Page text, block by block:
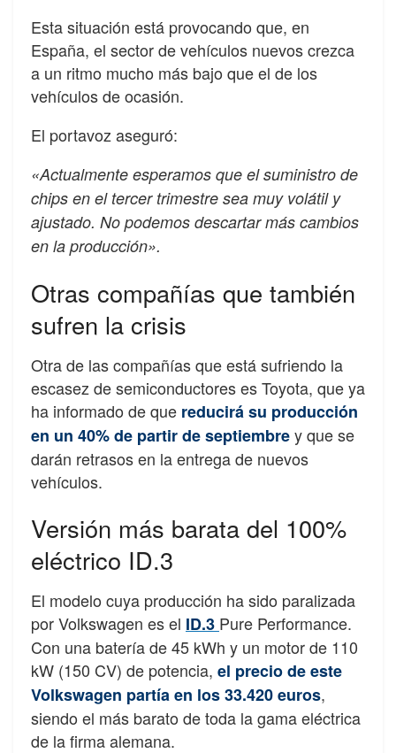
Esta situación está provocando que, en
España, el sector de vehículos nuevos crezca
a un ritmo mucho más bajo que el de los
vehículos de ocasión.
El portavoz aseguró:
«Actualmente esperamos que el suministro de
chips en el tercer trimestre sea muy volátil y
ajustado. No podemos descartar más cambios
en la producción».
Otras compañías que también
sufren la crisis
Otra de las compañías que está sufriendo la
escasez de semiconductores es Toyota, que ya
ha informado de que reducirá su producción
en un 40% de partir de septiembrey que se
darán retrasos en la entrega de nuevos
vehículos.
Versión más barata del 100%
eléctrico ID.3
El modelo cuya producción ha sido paralizada
por Volkswagen es el ID.3 Pure Performance.
Con una batería de 45 kWh y un motor de 110
kW (150 CV) de potencia, el precio de este
Volkswagen partía en los 33.420 euros,
siendo el más barato de toda la gama eléctrica
de la firma alemana.